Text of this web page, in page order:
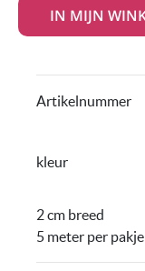
Artikelnummer
kleur
2 cm breed
5 meter per pakje